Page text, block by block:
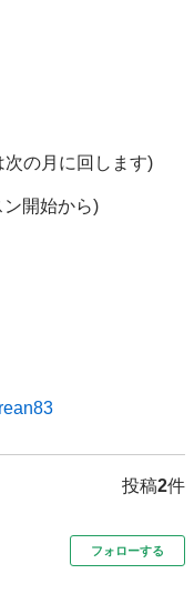
の月に回します)
開始から)
投稿2件
フォローする